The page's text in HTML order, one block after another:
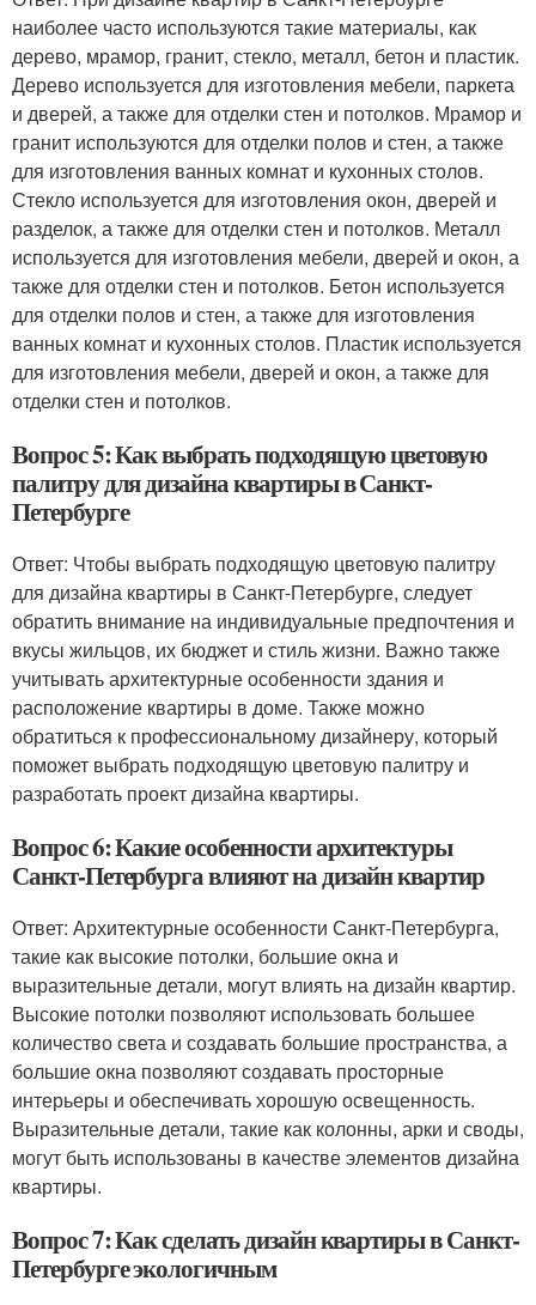
наиболее часто используются такие материалы, как
дерево, мрамор, гранит, стекло, металл, бетон и пластик.
Дерево используется для изготовления мебели, паркета
и дверей, а также для отделки стен и потолков. Мрамор и
гранит используются для отделки полов и стен, а также
для изготовления ванных комнат и кухонных столов.
Стекло используется для изготовления окон, дверей и
разделок, а также для отделки стен и потолков. Металл
используется для изготовления мебели, дверей и окон, а
также для отделки стен и потолков. Бетон используется
для отделки полов и стен, а также для изготовления
ванных комнат и кухонных столов. Пластик используется
для изготовления мебели, дверей и окон, а также для
отделки стен и потолков.
Вопрос 5: Как выбрать подходящую цветовую
палитру для дизайна квартиры в Санкт-
Петербурге
Ответ: Чтобы выбрать подходящую цветовую палитру
для дизайна квартиры в Санкт-Петербурге, следует
обратить внимание на индивидуальные предпочтения и
вкусы жильцов, их бюджет и стиль жизни. Важно также
учитывать архитектурные особенности здания и
расположение квартиры в доме. Также можно
обратиться к профессиональному дизайнеру, который
поможет выбрать подходящую цветовую палитру и
разработать проект дизайна квартиры.
Вопрос 6: Какие особенности архитектуры
Санкт-Петербурга влияют на дизайн квартир
Ответ: Архитектурные особенности Санкт-Петербурга,
такие как высокие потолки, большие окна и
выразительные детали, могут влиять на дизайн квартир.
Высокие потолки позволяют использовать большее
количество света и создавать большие пространства, а
большие окна позволяют создавать просторные
интерьеры и обеспечивать хорошую освещенность.
Выразительные детали, такие как колонны, арки и своды,
могут быть использованы в качестве элементов дизайна
квартиры.
Вопрос 7: Как сделать дизайн квартиры в Санкт-
Петербурге экологичным